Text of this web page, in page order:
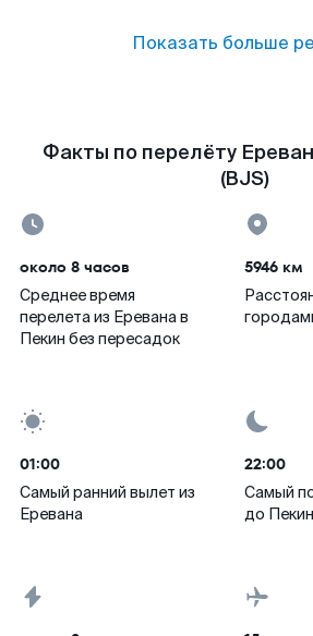
Показать больше
Факты по перелёту
(BJS)
около 8 часов
Среднее время
перелета из Еревана в
Пекин без пересадок
5946 км
01:00
Самый ранний вылет из
Еревана
22:00
Самый
до